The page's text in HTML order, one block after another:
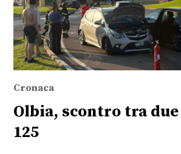
Cronaca
Olbia, scontro tra
125